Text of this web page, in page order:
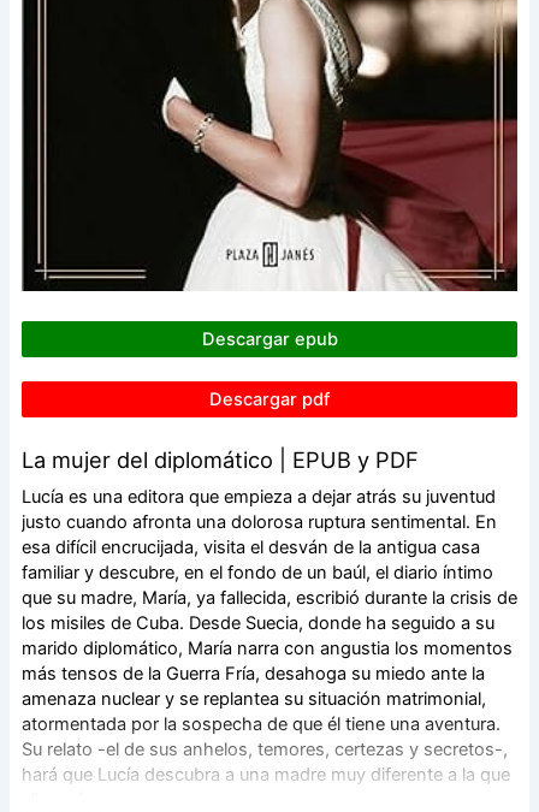
Descargar epub
Descargar pdf
La mujer del diplomático | EPUB y PDF
Lucía es una editora que empieza a dejar atrás su juventud
justo cuando afronta una dolorosa ruptura sentimental. En
esa difícil encrucijada, visita el desván de la antigua casa
familiar y descubre, en el fondo de un baúl, el diario íntimo
que su madre, María, ya fallecida, escribió durante la crisis de
los misiles de Cuba. Desde Suecia, donde ha seguido a su
marido diplomático, María narra con angustia los momentos
más tensos de la Guerra Fría, desahoga su miedo ante la
amenaza nuclear y se replantea su situación matrimonial,
atormentada por la sospecha de que él tiene una aventura.
Su relato -el de sus anhelos, temores, certezas y secretos-,
hará que Lucía descubra a una madre muy diferente a la que